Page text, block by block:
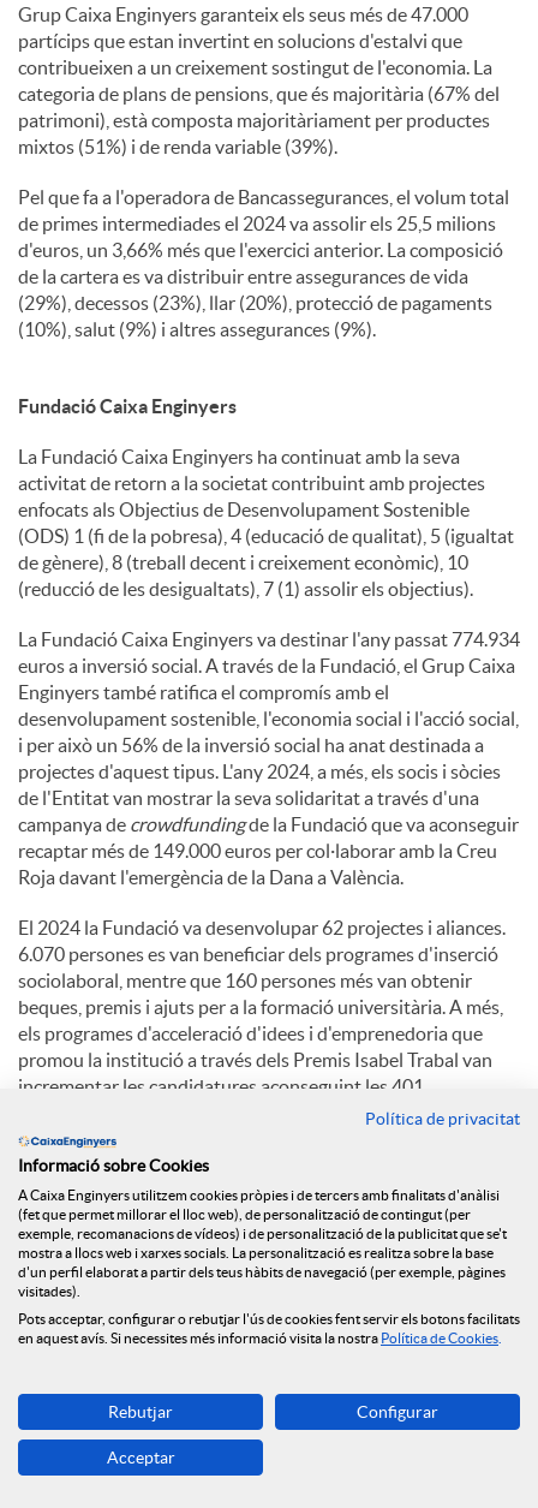
Grup Caixa Enginyers garanteix els seus més de 47.000
partícips que estan invertint en solucions d'estalvi que
contribueixen a un creixement sostingut de l'economia. La
categoria de plans de pensions, que és majoritària (67% del
patrimoni), està composta majoritàriament per productes
mixtos (51%) i de renda variable (39%).
Pel que fa a l'operadora de Bancassegurances, el volum total
de primes intermediades el 2024 va assolir els 25,5 milions
d'euros, un 3,66% més que l'exercici anterior. La composició
de la cartera es va distribuir entre assegurances de vida
(29%), decessos (23%), llar (20%), protecció de pagaments
(10%), salut (9%) i altres assegurances (9%).
Fundació Caixa Enginyers
La Fundació Caixa Enginyers ha continuat amb la seva
activitat de retorn a la societat contribuint amb projectes
enfocats als Objectius de Desenvolupament Sostenible
(ODS) 1 (fi de la pobresa), 4 (educació de qualitat), 5 (igualtat
de gènere), 8 (treball decent i creixement econòmic), 10
(reducció de les desigualtats), 7 (1) assolir els objectius).
La Fundació Caixa Enginyers va destinar l'any passat 774.934
euros a inversió social. A través de la Fundació, el Grup Caixa
Enginyers també ratifica el compromís amb el
desenvolupament sostenible, l'economia social i l'acció social,
i per això un 56% de la inversió social ha anat destinada a
projectes d'aquest tipus. L'any 2024, a més, els socis i sòcies
de l'Entitat van mostrar la seva solidaritat a través d'una
campanya de crowdfundingde la Fundació que va aconseguir
recaptar més de 149.000 euros per col·laborar amb la Creu
Roja davant l'emergència de la Dana a València.
El 2024 la Fundació va desenvolupar 62 projectes i aliances.
6.070 persones es van beneficiar dels programes d'inserció
sociolaboral, mentre que 160 persones més van obtenir
beques, premis i ajuts per a la formació universitària. A més,
els programes d'acceleració d'idees i d'emprenedoria que
promou la institució a través dels Premis Isabel Trabal van
incrementar les candidatures aconseguint les 401.
Perspectives per al 2025
Per a l'exercici en curs, el Grup Caixa Enginyers preveu un
context macroeconòmic caracteritzat per l'elevada incertesa
geopolítica, que pot provocar fluctuacions als mercats, i
noves retallades de tipus d'interès dels principals bancs
centrals. A nivell sectorial, cal esperar una elevada pressió
relacionada amb les condicions de crèdit i les hipoteques, així
tot cas condicionades als esdeveniments geopolítics.
En aquest context, el Grup Caixa Enginyers assumeix el repte
de créixer en volum de negoci al voltant del 10%, continuar
Política de privacitat
Informació sobre Cookies
A Caixa Enginyers utilitzem cookies pròpies i de tercers amb finalitats d'anàlisi
(fet que permet millorar el lloc web), de personalització de contingut (per
exemple, recomanacions de vídeos) i de personalització de la publicitat que se't
mostra a llocs web i xarxes socials. La personalització es realitza sobre la base
d'un perfil elaborat a partir dels teus hàbits de navegació (per exemple, pàgines
visitades).
Pots acceptar, configurar o rebutjar l'ús de cookies fent servir els botons facilitats
en aquest avís. Si necessites més informació visita la nostra Política de Cookies
Rebutjar Configurar
Acceptar